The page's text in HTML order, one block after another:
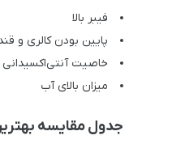
فیبر بالا
پایین بودن کالری و
خاصیت آنتی‌اکسیدانی
میزان بالای آب
جدول مقایسه